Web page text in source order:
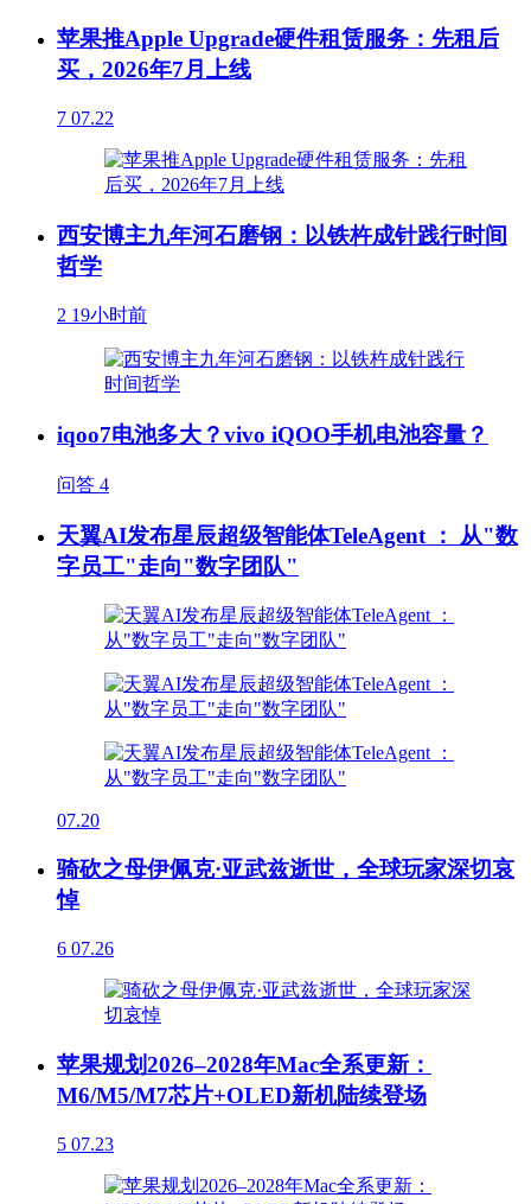
苹果推Apple Upgrade硬件租赁服务：先租后
买，2026年7月上线
7 07.22
西安博主九年河石磨钢：以铁杵成针践行时间
哲学
2 19小时前
iqoo7电池多大？vivo iQOO手机电池容量？
问答 4
天翼AI发布星辰超级智能体TeleAgent ： 从"数
字员工"走向"数字团队"
07.20
骑砍之母伊佩克·亚武兹逝世，全球玩家深切哀
悼
6 07.26
苹果规划2026–2028年Mac全系更新：
M6/M5/M7芯片+OLED新机陆续登场
5 07.23